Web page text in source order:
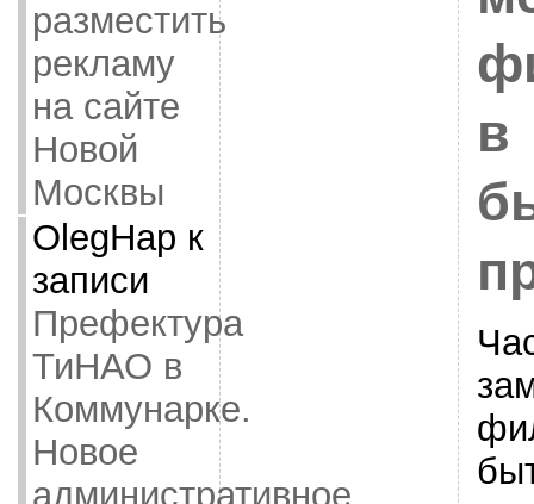
разместить
рекламу
на сайте
Новой
Москвы
OlegHap к
записи
Префектура
ТиНАО в
Коммунарке.
Новое
административное
в